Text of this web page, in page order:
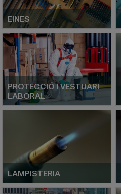
EINES
PROTECCIÓ I VESTUARI
LABORAL
LAMPISTERIA